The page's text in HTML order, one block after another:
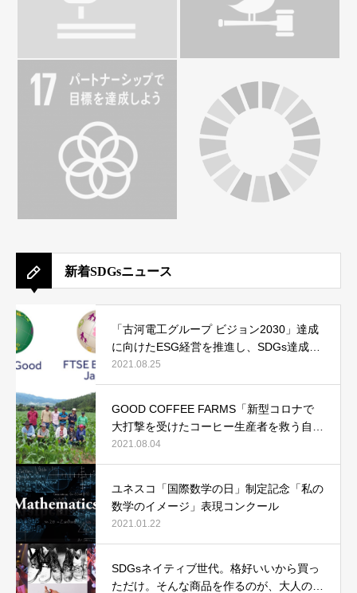
新着SDGsニュース
「古河電工グループ ビジョン2030」達成
に向けたESG経営を推進し、SDGs達成へ
貢献
2021.08.25
GOOD COFFEE FARMS「新型コロナで
大打撃を受けたコーヒー生産者を救う自転
車コーヒープロジェクト」
2021.08.04
ユネスコ「国際数学の日」制定記念「私の
数学のイメージ」表現コンクール
2021.01.22
SDGsネイティブ世代。格好いいから買っ
ただけ。そんな商品を作るのが、大人の仕